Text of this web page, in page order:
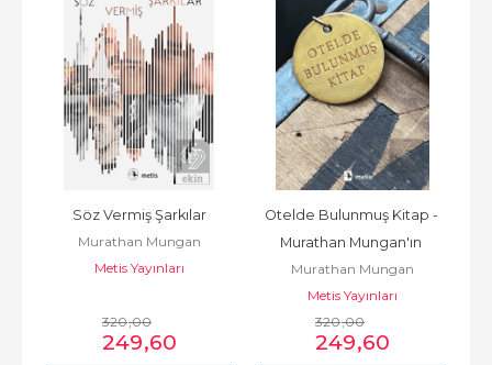
Söz Vermiş Şarkılar
Murathan Mungan
Metis Yayınları
320,00
249,60
Otelde Bulunmuş Kitap -
Murathan Mungan'ın
Seçtikl
Murathan Mungan
Metis Yayınları
320,00
249,60